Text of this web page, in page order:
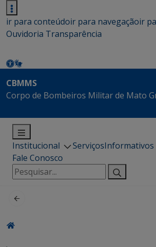
ir para conteúdoir para navegaçãoir
Ouvidoria Transparência
CBMMS
Corpo de Bombeiros Militar de Mato
Institucional ServiçosInformativos
Fale Conosco
Pesquisar
por: